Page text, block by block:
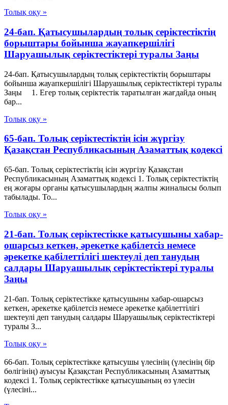
Толық оқу »
24-бап. Қатысушылардың толық серiктестiктiң
борыштары бойынша жауапкершiлiгi
Шаруашылық серіктестіктері туралы Заңы
24-бап. Қатысушылардың толық серiктестiктiң борыштары
бойынша жауапкершiлiгi Шаруашылық серіктестіктері туралы
Заңы 1. Егер толық серiктестiк таратылған жағдайда оның
бар...
Толық оқу »
65-бап. Толық серiктестiктiң iсiн жүргiзу
Қазақстан Республикасының Азаматтық кодексi
65-бап. Толық серiктестiктiң iсiн жүргiзу Қазақстан
Республикасының Азаматтық кодексi 1. Толық серiктестiктiң
ең жоғары органы қатысушылардың жалпы жиналысы болып
табылады. То...
Толық оқу »
21-бап. Толық серiктестiкке қатысушыны хабар-
ошарсыз кеткен, әрекетке қабiлетсiз немесе
әрекетке қабiлеттiлiгi шектеулi деп танудың
салдары Шаруашылық серіктестіктері туралы
Заңы
21-бап. Толық серiктестiкке қатысушыны хабар-ошарсыз
кеткен, әрекетке қабiлетсiз немесе әрекетке қабiлеттiлiгi
шектеулi деп танудың салдары Шаруашылық серіктестіктері
туралы З...
Толық оқу »
66-бап. Толық серiктестiкке қатысушы үлесiнiң (үлесiнiң бiр
бөлiгiнiң) ауысуы Қазақстан Республикасының Азаматтық
кодексi 1. Толық серiктестiкке қатысушының өз үлесiн
(үлесiнi...